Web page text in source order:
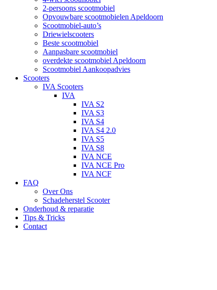
2-persoons scootmobiel
Opvouwbare scootmobielen Apeldoorn
Scootmobiel-auto’s
Driewielscooters
Beste scootmobiel
Aanpasbare scootmobiel
overdekte scootmobiel Apeldoorn
Scootmobiel Aankoopadvies
Scooters
IVA Scooters
IVA
IVA S2
IVA S3
IVA S4
IVA S4 2.0
IVA S5
IVA S8
IVA NCE
IVA NCE Pro
IVA NCF
FAQ
Over Ons
Schadeherstel Scooter
Onderhoud & reparatie
Tips & Tricks
Contact